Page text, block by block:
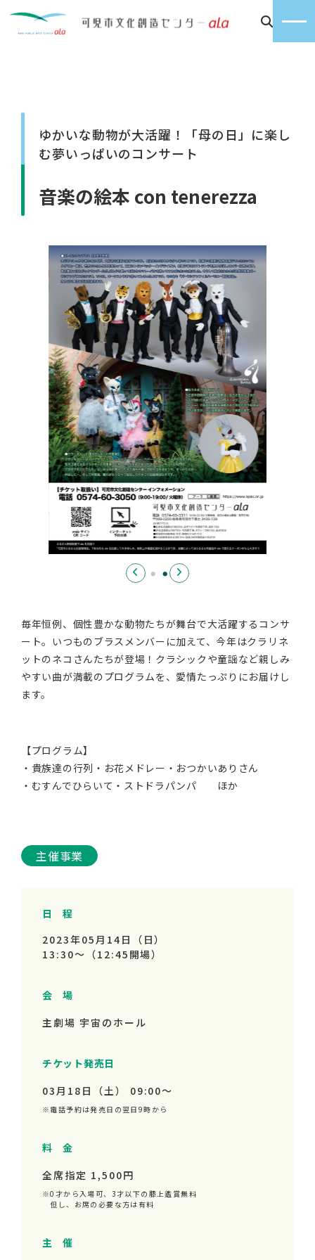
ゆかいな動物が大活躍！「母の日」に楽し
む夢いっぱいのコンサート
音楽の絵本 con tenerezza
毎年恒例、個性豊かな動物たちが舞台で大活躍するコンサ
ート。いつものブラスメンバーに加えて、今年はクラリネ
ットのネコさんたちが登場！クラシックや童謡など親しみ
やすい曲が満載のプログラムを、愛情たっぷりにお届けし
ます。
【プログラム】
・貴族達の行列・お花メドレー・おつかいありさん
・むすんでひらいて・ストドラパンパ ほか
主催事業
日 程
2023年05月14日（日）
13:30～ （12:45開場）
会 場
主劇場 宇宙のホール
チケット発売日
03月18日（土） 09:00～
※電話予約は発売日の翌日9時から
料 金
全席指定 1,500円
※0才から入場可、3才以下の膝上鑑賞無料
但し、お席の必要な方は有料
主 催